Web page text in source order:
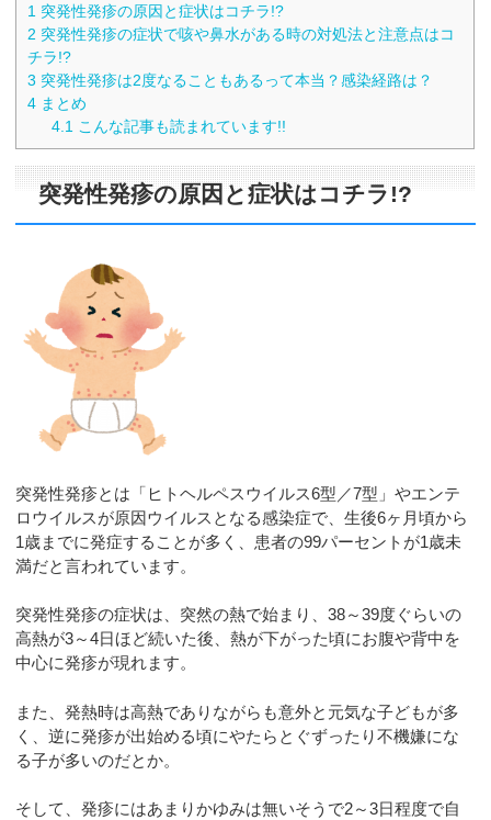
1 突発性発疹の原因と症状はコチラ!?
2 突発性発疹の症状で咳や鼻水がある時の対処法と注意点はコ
チラ!?
3 突発性発疹は2度なることもあるって本当？感染経路は？
4 まとめ
4.1 こんな記事も読まれています!!
突発性発疹の原因と症状はコチラ!?
突発性発疹とは「ヒトヘルペスウイルス6型／7型」やエンテ
ロウイルスが原因ウイルスとなる感染症で、生後6ヶ月頃から
1歳までに発症することが多く、患者の99パーセントが1歳未
満だと言われています。
突発性発疹の症状は、突然の熱で始まり、38～39度ぐらいの
高熱が3～4日ほど続いた後、熱が下がった頃にお腹や背中を
中心に発疹が現れます。
また、発熱時は高熱でありながらも意外と元気な子どもが多
く、逆に発疹が出始める頃にやたらとぐずったり不機嫌にな
る子が多いのだとか。
そして、発疹にはあまりかゆみは無いそうで2～3日程度で自